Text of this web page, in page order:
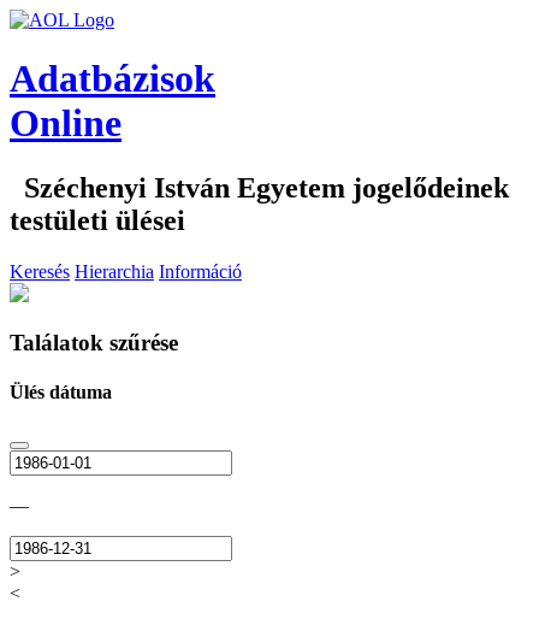
Adatbázisok
Online
Széchenyi István Egyetem jogelődeinek
testületi ülései
Keresés Hierarchia Információ
Találatok szűrése
Ülés dátuma
—
>
<